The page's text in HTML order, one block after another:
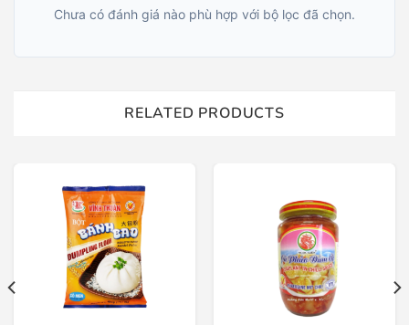
Chưa có đánh giá nào phù hợp với bộ lọc đã chọn.
RELATED PRODUCTS